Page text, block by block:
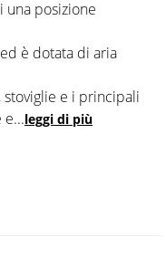
una posizione
è dotata di aria
stoviglie e i principali
e...leggi di più